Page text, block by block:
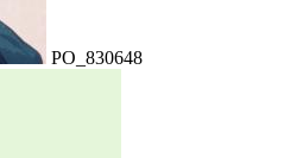
PO_830648